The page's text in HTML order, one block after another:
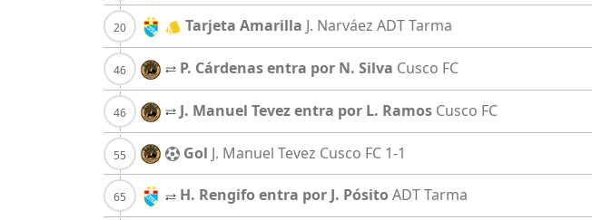
Tarjeta Amarilla J. Narváez ADT Tarma
P. Cárdenas entra por N. Silva Cusco FC
J. Manuel Tevez entra por L. Ramos Cusco FC
Gol J. Manuel Tevez Cusco FC 1-1
H. Rengifo entra por J. Pósito ADT Tarma